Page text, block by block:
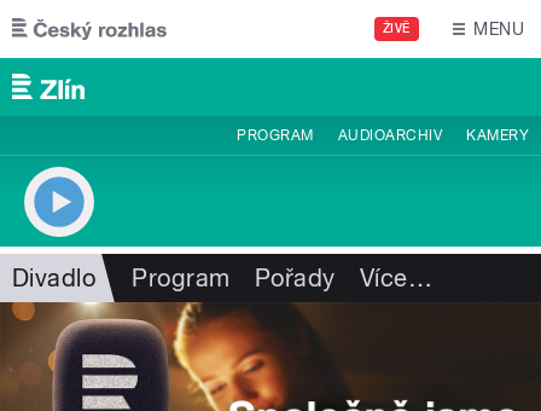
Přejít k hlavnímu obsahu
ŽIVĚ MENU
PROGRAM AUDIOARCHIV KAMERY
Divadlo Program Pořady Více…